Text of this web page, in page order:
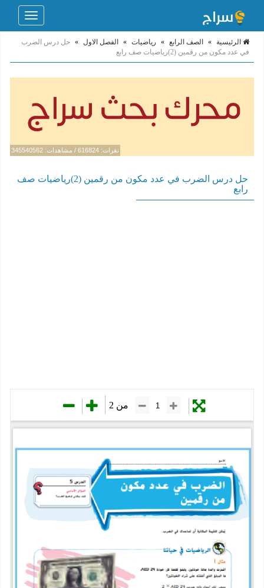
Toggle
الرئيسية » الصف الرابع » رياضيات » الفصل الاول » حل درس الضرب
في عدد مكون من رقمين (2)رياضيات صف رابع
نقرات: 616824 / مشاهدات: 345540562
حل درس الضرب في عدد مكون من رقمين (2)رياضيات صف
رابع